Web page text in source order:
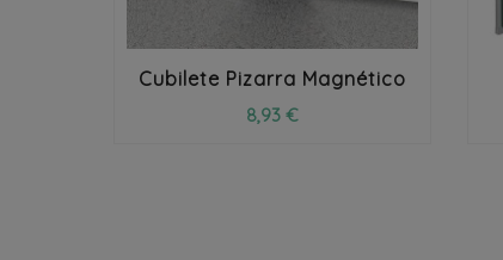
Cubilete Pizarra Magnético
8,93 €